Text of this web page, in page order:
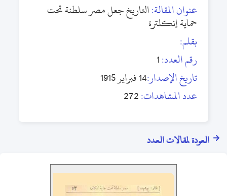
عنوان المقالة:التاريخ جعل مصر سلطنة تحت
حماية إنكلترة
بقلم:
رقم العدد:1
تاريخ الإصدار:14 فبراير 1915
عدد المشاهدات:272
العودة لمقالات العدد